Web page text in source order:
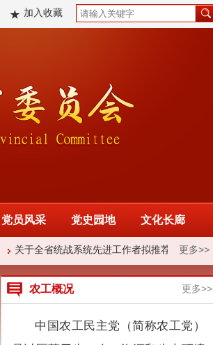
加入收藏
党员风采 党史园地 文化长廊
关于全省统战系统先进工作者拟推荐对象的公示
更多>>
农工概况 更多>>
中国农工民主党（简称农工党）